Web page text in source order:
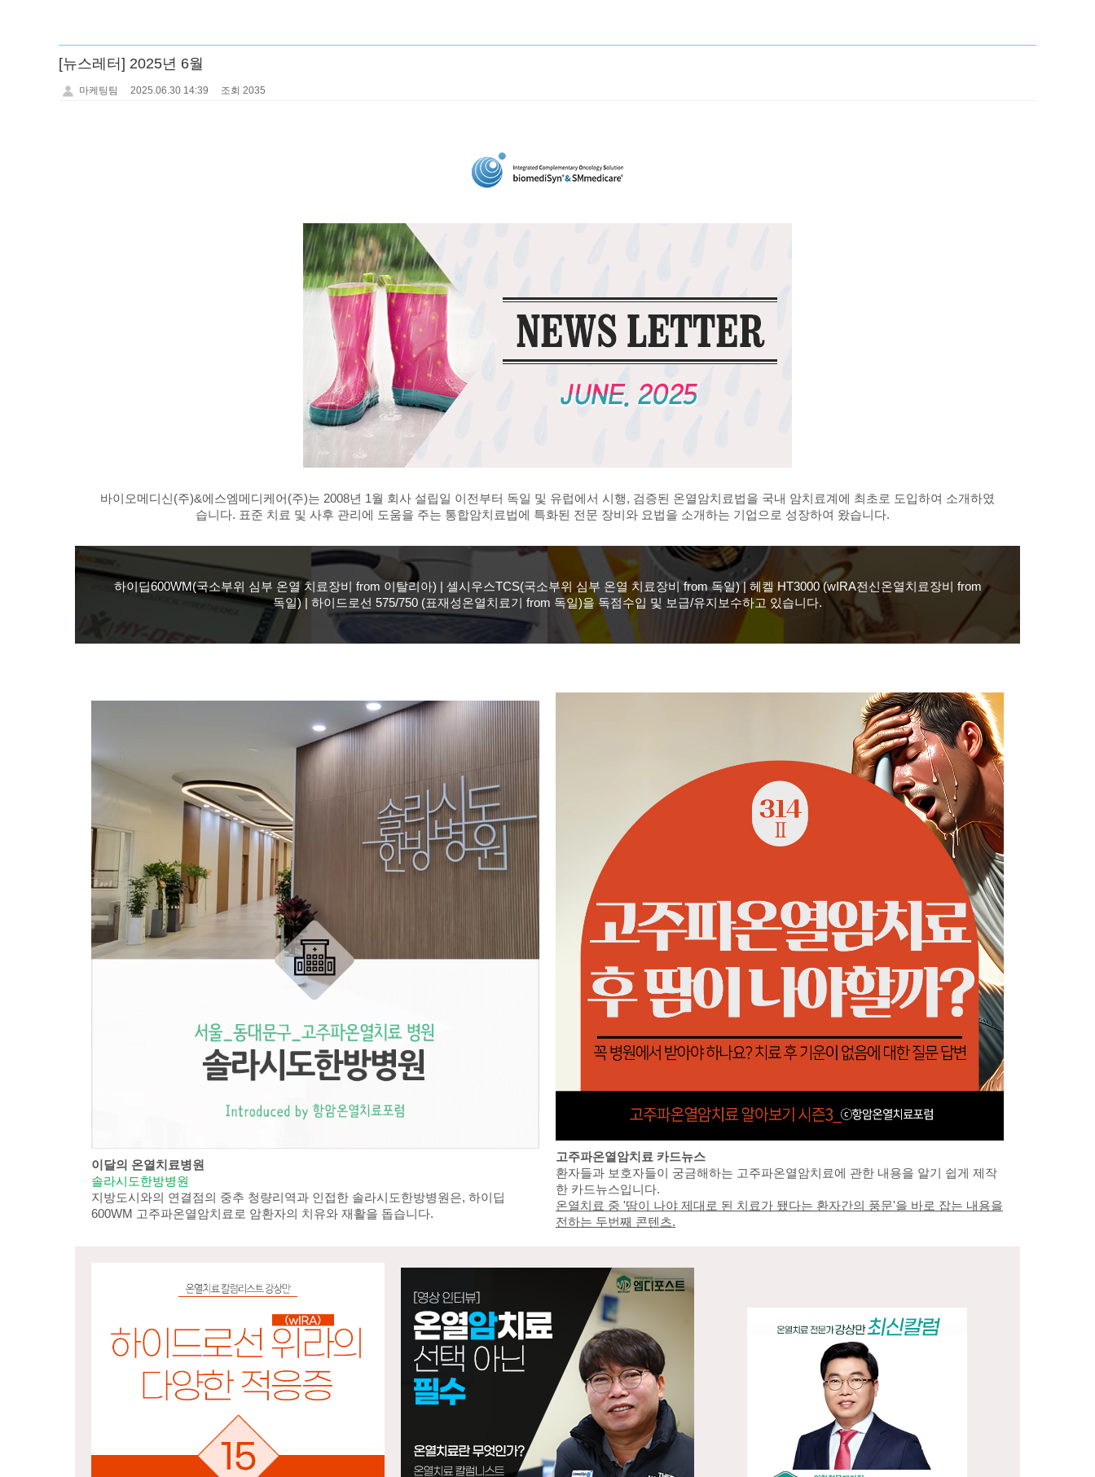
[뉴스레터] 2025년 6월
마케팅팀 2025.06.30 14:39 조회 2035
바이오메디신(주)&에스엠메디케어(주)는 2008년 1월 회사 설립일 이전부터 독일 및 유럽에서 시행, 검증된 온열암치료법을 국내 암치료계에 최초로 도입하여 소개하였
습니다. 표준 치료 및 사후 관리에 도움을 주는 통합암치료법에 특화된 전문 장비와 요법을 소개하는 기업으로 성장하여 왔습니다.
하이딥600WM(국소부위 심부 온열 치료장비 from 이탈리아) | 셀시우스TCS(국소부위 심부 온열 치료장비 from 독일) | 헤켈 HT3000 (wIRA전신온열치료장비 from
독일) | 하이드로선 575/750 (표재성온열치료기 from 독일)을 독점수입 및 보급/유지보수하고 있습니다.
이달의 온열치료병원
솔라시도한방병원
지방도시와의 연결점의 중추 청량리역과 인접한 솔라시도한방병원은, 하이딥
600WM 고주파온열암치료로 암환자의 치유와 재활을 돕습니다.
고주파온열암치료 카드뉴스
환자들과 보호자들이 궁금해하는 고주파온열암치료에 관한 내용을 알기 쉽게 제작
한 카드뉴스입니다.
온열치료 중 '땀이 나야 제대로 된 치료가 됐다는 환자간의 풍문'을 바로 잡는 내용을
전하는 두번째 콘텐츠.